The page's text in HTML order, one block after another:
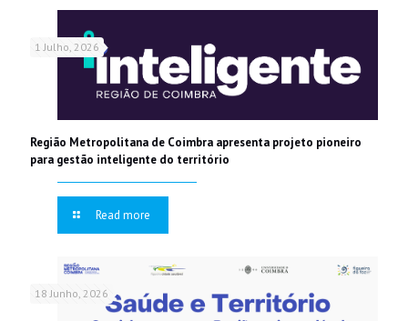
1 Julho, 2026
Região Metropolitana de Coimbra apresenta projeto pioneiro
para gestão inteligente do território
Read more
18 Junho, 2026